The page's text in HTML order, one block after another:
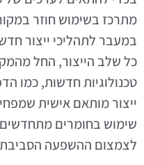
מתרכז בשימוש חוזר
במעבר לתהליכי ייצור
כל שלב הייצור, החל
טכנולוגיות חדשות, כמו
ייצור מותאם אישית
שימוש בחומרים מתחדשים
לצמצום ההשפעה